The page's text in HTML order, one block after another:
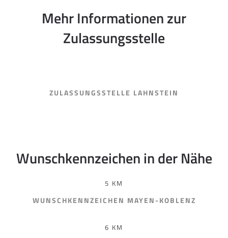
Mehr Informationen zur
Zulassungsstelle
ZULASSUNGSSTELLE LAHNSTEIN
Wunschkennzeichen in der Nähe
5 KM
WUNSCHKENNZEICHEN MAYEN-KOBLENZ
6 KM